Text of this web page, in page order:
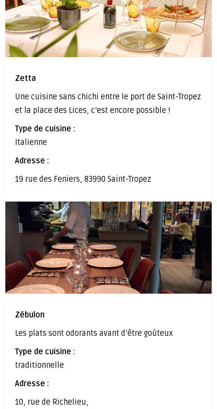
Zetta
Une cuisine sans chichi entre le port de Saint-Tropez
et la place des Lices, c’est encore possible !
Type de cuisine :
Italienne
Adresse :
19 rue des Feniers, 83990 Saint-Tropez
Zébulon
Les plats sont odorants avant d’être goûteux
Type de cuisine :
traditionnelle
Adresse :
10, rue de Richelieu,